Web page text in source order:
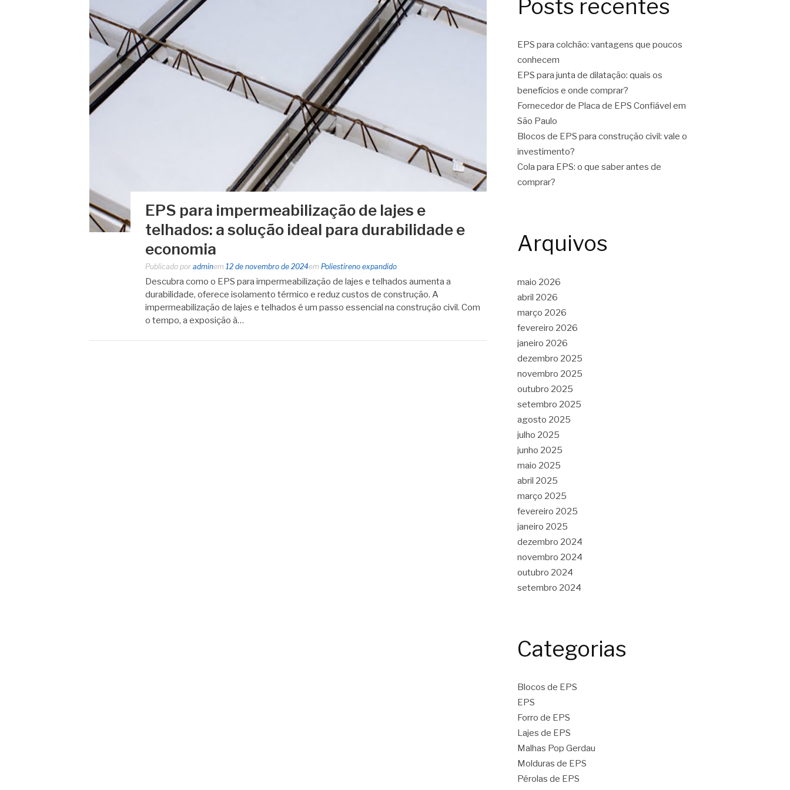
EPS para impermeabilização de lajes e
telhados: a solução ideal para durabilidade e
economia
Publicado por adminem 12 de novembro de 2024em Poliestireno expandido
Descubra como o EPS para impermeabilização de lajes e telhados aumenta a
durabilidade, oferece isolamento térmico e reduz custos de construção. A
impermeabilização de lajes e telhados é um passo essencial na construção civil. Com
o tempo, a exposição à…
Posts recentes
EPS para colchão: vantagens que poucos
conhecem
EPS para junta de dilatação: quais os
benefícios e onde comprar?
Fornecedor de Placa de EPS Confiável em
São Paulo
Blocos de EPS para construção civil: vale o
investimento?
Cola para EPS: o que saber antes de
comprar?
Arquivos
maio 2026
abril 2026
março 2026
fevereiro 2026
janeiro 2026
dezembro 2025
novembro 2025
outubro 2025
setembro 2025
agosto 2025
julho 2025
junho 2025
maio 2025
abril 2025
março 2025
fevereiro 2025
janeiro 2025
dezembro 2024
novembro 2024
outubro 2024
setembro 2024
Categorias
Blocos de EPS
EPS
Forro de EPS
Lajes de EPS
Malhas Pop Gerdau
Molduras de EPS
Pérolas de EPS